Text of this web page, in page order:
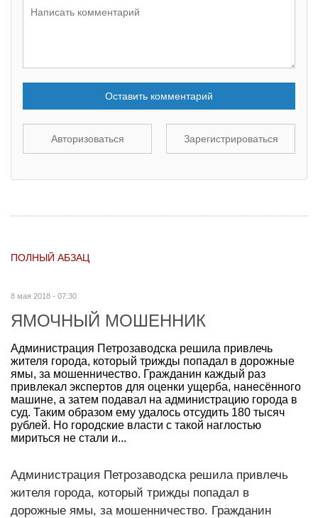
Оставить комментарий
Авторизоваться Зарегистрироваться
ПОЛНЫЙ АБЗАЦ
8 мая 2018 - 07:30
ЯМОЧНЫЙ МОШЕННИК
Администрация Петрозаводска решила привлечь
жителя города, который трижды попадал в дорожные
ямы, за мошенничество. Гражданин каждый раз
привлекал экспертов для оценки ущерба, нанесённого
машине, а затем подавал на администрацию города в
суд. Таким образом ему удалось отсудить 180 тысяч
рублей. Но городские власти с такой наглостью
мириться не стали и...
Администрация Петрозаводска решила привлечь
жителя города, который трижды попадал в
дорожные ямы, за мошенничество. Гражданин